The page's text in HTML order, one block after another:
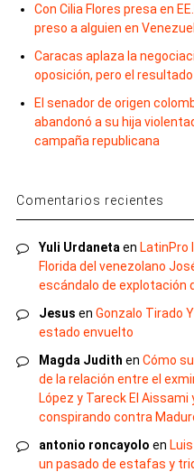
Con Cilia Flores presa en
preso a alguien en
Caracas aplaza la
oposición, pero el
El senador de origen
abandonó a su hija
campaña republicana
Comentarios recientes
Yuli Urdaneta en LatinPro
Florida del venezolano
escándalo de explotación
Jesus en Gonzalo Tirado
estado envuelto
Magda Judith en Cómo
de la relación entre el
López y Tareck El
conspirando contra
antonio roncayolo en
un pasado de estafas y